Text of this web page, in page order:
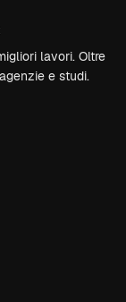
lavori. Oltre
e studi.